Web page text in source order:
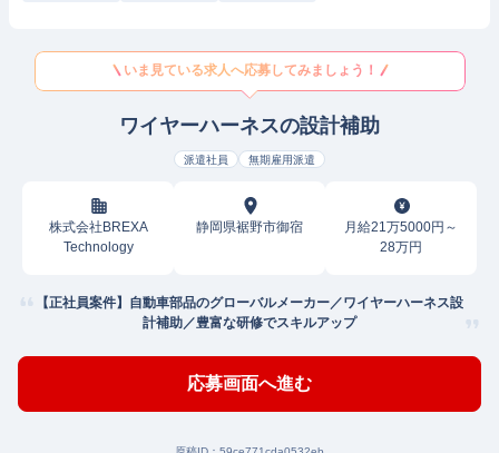
いま見ている求人へ応募してみましょう！
ワイヤーハーネスの設計補助
派遣社員 無期雇用派遣
株式会社BREXA
Technology
静岡県裾野市御宿
月給21万5000円～
28万円
【正社員案件】自動車部品のグローバルメーカー／ワイヤーハーネス設
計補助／豊富な研修でスキルアップ
応募画面へ進む